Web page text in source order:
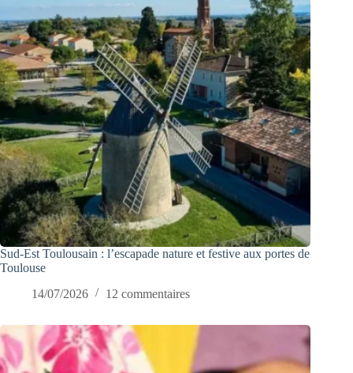
Sud-Est Toulousain : l’escapade nature et festive aux portes de
Toulouse
14/07/2026
12 commentaires